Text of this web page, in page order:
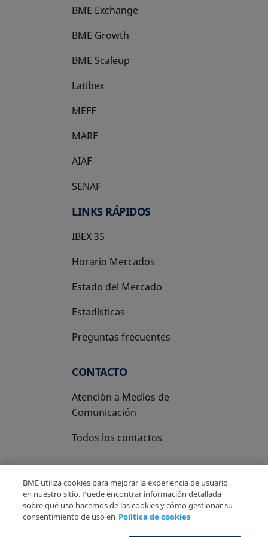
BME Exchange
BME Growth
se abre en una pestaña nueva
BME Scaleup
se abre en una pestaña nueva
Latibex
se abre en una pestaña nueva
MEFF
se abre en una pestaña nueva
MARF
AIAF
SENAF
LINKS RÁPIDOS
IBEX 35
Horario Mercados
Estado del Mercado
Estadísticas
Preguntas frecuentes
CONTACTO
Atención a Medios de
Comunicación
Todos los contactos
Copyright Ⓒ BME 2026
Aviso Legal
BME utiliza cookies para mejorar la experiencia de usuario
en nuestro sitio. Puede encontrar información detallada
sobre qué uso hacemos de las cookies y cómo gestionar su
consentimiento de uso en Política de cookies